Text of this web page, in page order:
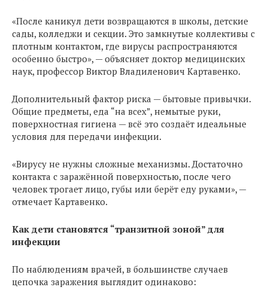
«После каникул дети возвращаются в школы, детские
сады, колледжи и секции. Это замкнутые коллективы с
плотным контактом, где вирусы распространяются
особенно быстро», — объясняет доктор медицинских
наук, профессор Виктор Владиленович Картавенко.
Дополнительный фактор риска — бытовые привычки.
Общие предметы, еда “на всех”, немытые руки,
поверхностная гигиена — всё это создаёт идеальные
условия для передачи инфекции.
«Вирусу не нужны сложные механизмы. Достаточно
контакта с заражённой поверхностью, после чего
человек трогает лицо, губы или берёт еду руками», —
отмечает Картавенко.
Как дети становятся “транзитной зоной” для
инфекции
По наблюдениям врачей, в большинстве случаев
цепочка заражения выглядит одинаково: